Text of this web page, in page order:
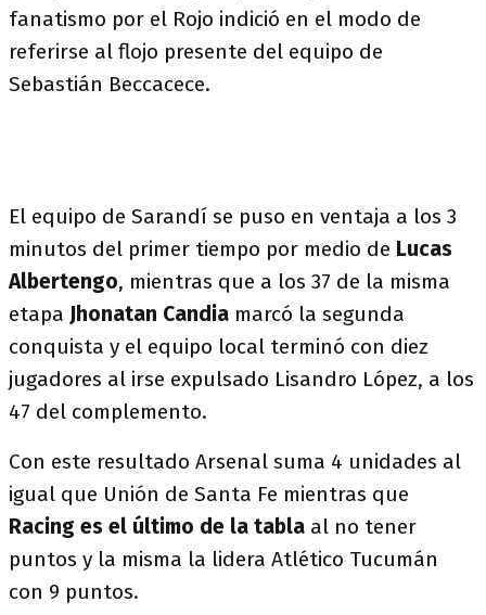
fanatismo por el Rojo indició en el modo de
referirse al flojo presente del equipo de
Sebastián Beccacece.
El equipo de Sarandí se puso en ventaja a los 3
minutos del primer tiempo por medio de Lucas
Albertengo, mientras que a los 37 de la misma
etapa Jhonatan Candia marcó la segunda
conquista y el equipo local terminó con diez
jugadores al irse expulsado Lisandro López, a los
47 del complemento.
Con este resultado Arsenal suma 4 unidades al
igual que Unión de Santa Fe mientras que
Racing es el último de la tabla al no tener
puntos y la misma la lidera Atlético Tucumán
con 9 puntos.